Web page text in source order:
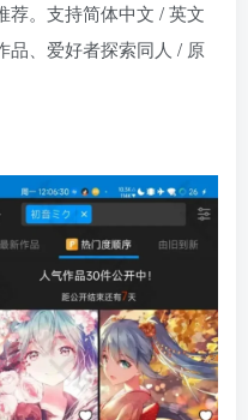
荐。支持简体中文 / 英文
品、爱好者探索同人 / 原